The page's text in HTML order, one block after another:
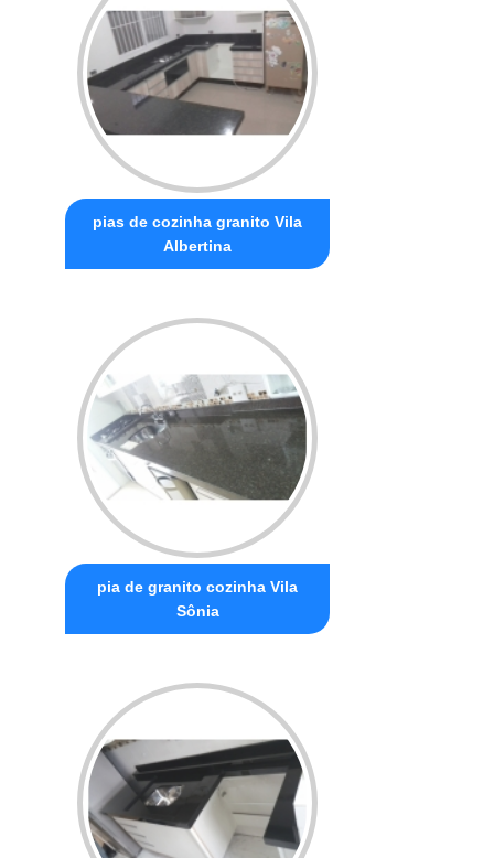
pias de cozinha granito Vila
Albertina
pia de granito cozinha Vila
Sônia